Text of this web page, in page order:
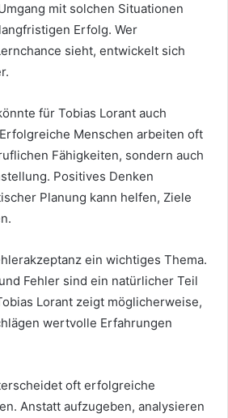
mit solchen Situationen
Erfolg. Wer
sieht, entwickelt sich
für Tobias Lorant auch
Menschen arbeiten oft
Fähigkeiten, sondern auch
Positives Denken
Planung kann helfen, Ziele
ein wichtiges Thema.
Fehler sind ein natürlicher Teil
Lorant zeigt möglicherweise,
wertvolle Erfahrungen
oft erfolgreiche
Anstatt aufzugeben, analysieren